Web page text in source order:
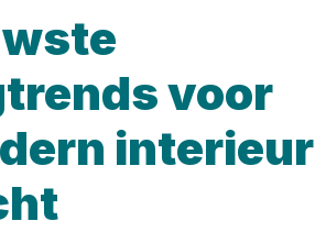
voor
interieur